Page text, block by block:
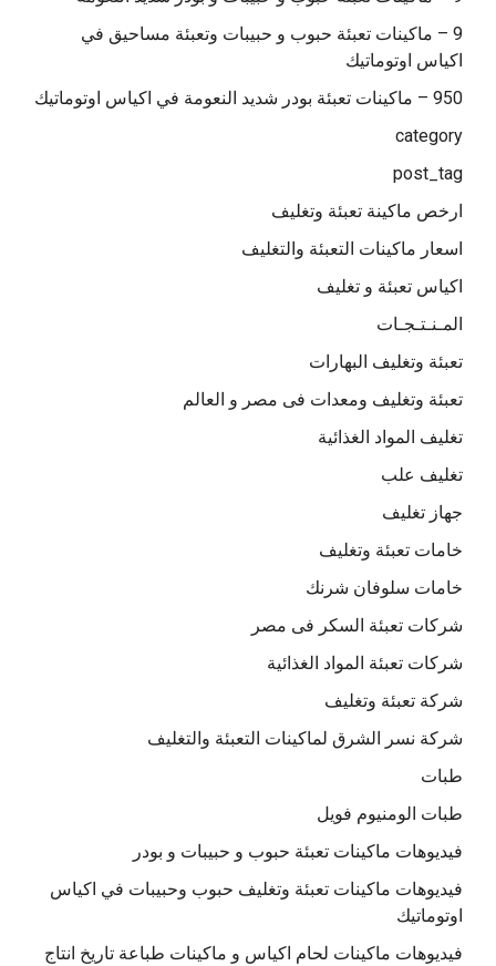
9 – ماكينات تعبئة حبوب و حبيبات وتعبئة مساحيق في
اكياس اوتوماتيك
950 – ماكينات تعبئة بودر شديد النعومة في اكياس اوتوماتيك
category
post_tag
ارخص ماكينة تعبئة وتغليف
اسعار ماكينات التعبئة والتغليف
اكياس تعبئة و تغليف
المـنـتـجـات
تعبئة وتغليف البهارات
تعبئة وتغليف ومعدات فى مصر و العالم
تغليف المواد الغذائية
تغليف علب
جهاز تغليف
خامات تعبئة وتغليف
خامات سلوفان شرنك
شركات تعبئة السكر فى مصر
شركات تعبئة المواد الغذائية
شركة تعبئة وتغليف
شركة نسر الشرق لماكينات التعبئة والتغليف
طبات
طبات الومنيوم فويل
فيديوهات ماكينات تعبئة حبوب و حبيبات و بودر
فيديوهات ماكينات تعبئة وتغليف حبوب وحبيبات في اكياس
اوتوماتيك
فيديوهات ماكينات لحام اكياس و ماكينات طباعة تاريخ انتاج